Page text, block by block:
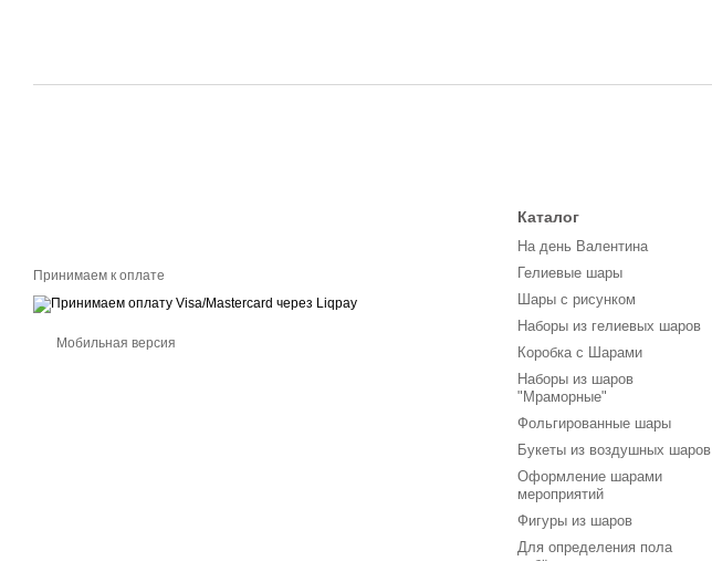
Принимаем к оплате
Мобильная версия
Каталог
На день Валентина
Гелиевые шары
Шары с рисунком
Наборы из гелиевых шаров
Коробка с Шарами
Наборы из шаров
"Мраморные"
Фольгированные шары
Букеты из воздушных шаров
Оформление шарами
мероприятий
Фигуры из шаров
Для определения пола